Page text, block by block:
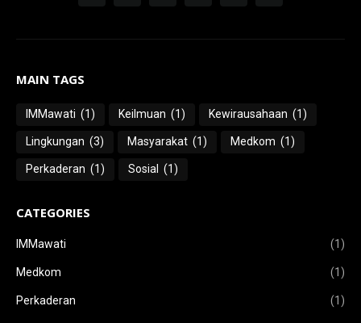
MAIN TAGS
IMMawati (1) Keilmuan (1) Kewirausahaan (1)
Lingkungan (3) Masyarakat (1) Medkom (1)
Perkaderan (1) Sosial (1)
CATEGORIES
IMMawati (1)
Medkom (1)
Perkaderan (1)